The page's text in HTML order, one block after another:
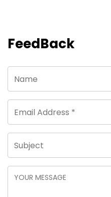
FeedBack